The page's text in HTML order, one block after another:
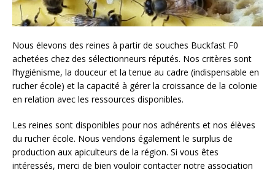
Nous élevons des reines à partir de souches Buckfast F0
achetées chez des sélectionneurs réputés. Nos critères sont
l’hygiénisme, la douceur et la tenue au cadre (indispensable en
rucher école) et la capacité à gérer la croissance de la colonie
en relation avec les ressources disponibles.
Les reines sont disponibles pour nos adhérents et nos élèves
du rucher école. Nous vendons également le surplus de
production aux apiculteurs de la région. Si vous êtes
intéressés, merci de bien vouloir contacter notre association